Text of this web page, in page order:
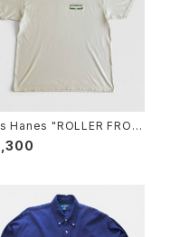
Hanes "ROLLER FROG
International"
ライフフォームズ ロー